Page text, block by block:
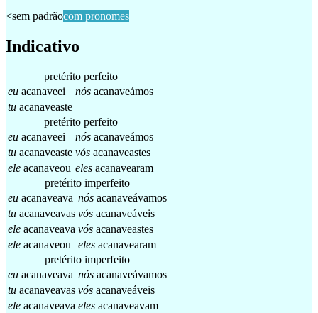
<sem padrãocom pronomes
Indicativo
pretérito perfeito
eu acanaveei nós acanaveámos
tu acanaveaste
pretérito perfeito
eu acanaveei nós acanaveámos
tu acanaveaste vós acanaveastes
ele acanaveou eles acanavearam
pretérito imperfeito
eu acanaveava nós acanaveávamos
tu acanaveavas vós acanaveáveis
ele acanaveava vós acanaveastes
ele acanaveou eles acanavearam
pretérito imperfeito
eu acanaveava nós acanaveávamos
tu acanaveavas vós acanaveáveis
ele acanaveava eles acanaveavam